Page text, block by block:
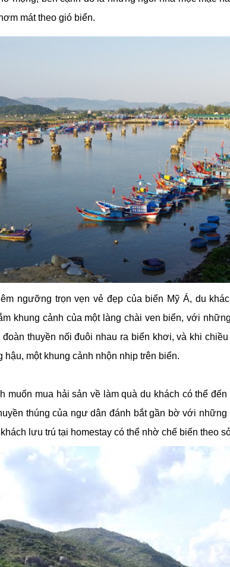
mát theo gió biển.
ngưỡng trọn vẹn vẻ đẹp của biển Mỹ Á, du
khung cảnh của một làng chài ven biển, với
đoàn thuyền nối đuôi nhau ra biển khơi, và khi
hậu, một khung cảnh nhộn nhịp trên biển.
muốn mua hải sản về làm quà du khách có thể
thúng của ngư dân đánh bắt gần bờ với
lưu trú tại homestay có thể nhờ chế biến theo